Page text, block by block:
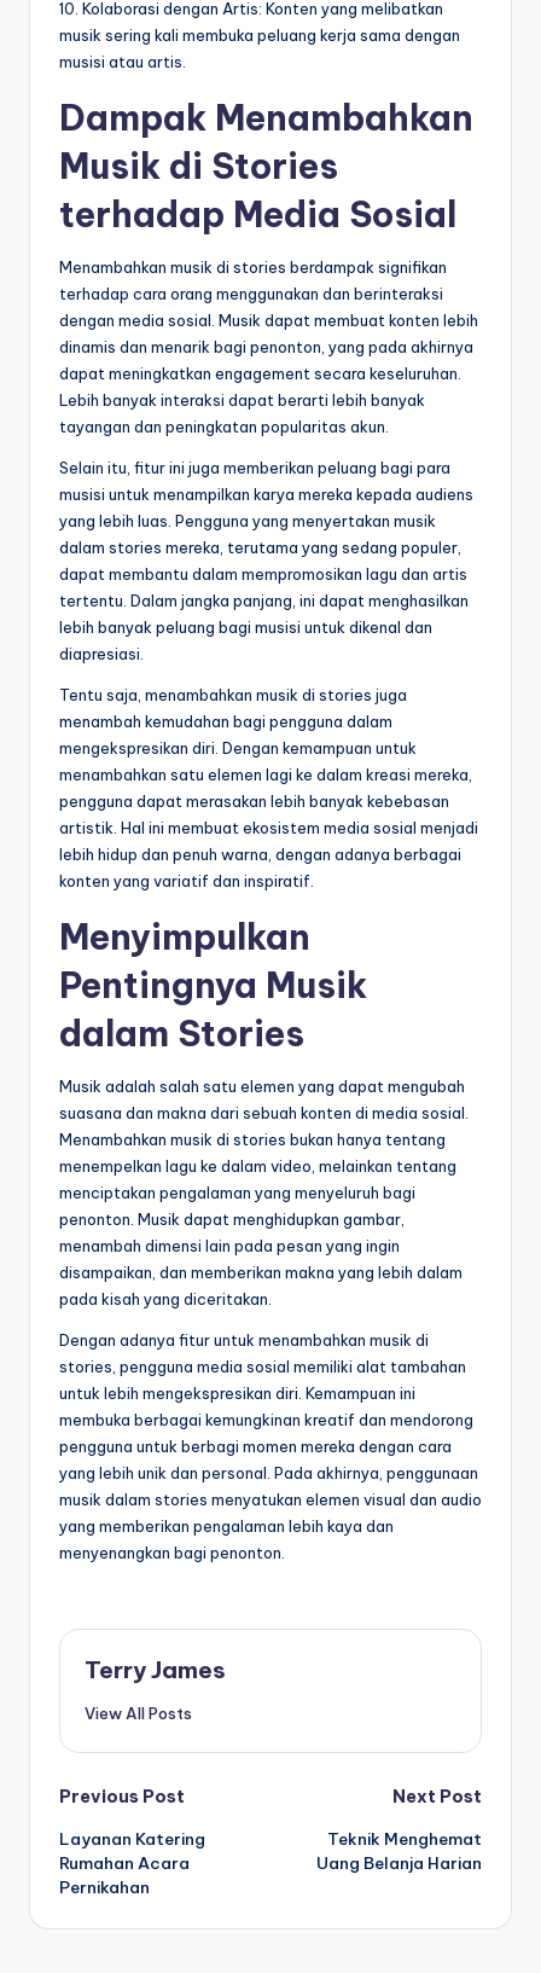
10. Kolaborasi dengan Artis: Konten yang melibatkan
musik sering kali membuka peluang kerja sama dengan
musisi atau artis.
Dampak Menambahkan
Musik di Stories
terhadap Media Sosial
Menambahkan musik di stories berdampak signifikan
terhadap cara orang menggunakan dan berinteraksi
dengan media sosial. Musik dapat membuat konten lebih
dinamis dan menarik bagi penonton, yang pada akhirnya
dapat meningkatkan engagement secara keseluruhan.
Lebih banyak interaksi dapat berarti lebih banyak
tayangan dan peningkatan popularitas akun.
Selain itu, fitur ini juga memberikan peluang bagi para
musisi untuk menampilkan karya mereka kepada audiens
yang lebih luas. Pengguna yang menyertakan musik
dalam stories mereka, terutama yang sedang populer,
dapat membantu dalam mempromosikan lagu dan artis
tertentu. Dalam jangka panjang, ini dapat menghasilkan
lebih banyak peluang bagi musisi untuk dikenal dan
diapresiasi.
Tentu saja, menambahkan musik di stories juga
menambah kemudahan bagi pengguna dalam
mengekspresikan diri. Dengan kemampuan untuk
menambahkan satu elemen lagi ke dalam kreasi mereka,
pengguna dapat merasakan lebih banyak kebebasan
artistik. Hal ini membuat ekosistem media sosial menjadi
lebih hidup dan penuh warna, dengan adanya berbagai
konten yang variatif dan inspiratif.
Menyimpulkan
Pentingnya Musik
dalam Stories
Musik adalah salah satu elemen yang dapat mengubah
suasana dan makna dari sebuah konten di media sosial.
Menambahkan musik di stories bukan hanya tentang
menempelkan lagu ke dalam video, melainkan tentang
menciptakan pengalaman yang menyeluruh bagi
penonton. Musik dapat menghidupkan gambar,
menambah dimensi lain pada pesan yang ingin
disampaikan, dan memberikan makna yang lebih dalam
pada kisah yang diceritakan.
Dengan adanya fitur untuk menambahkan musik di
stories, pengguna media sosial memiliki alat tambahan
untuk lebih mengekspresikan diri. Kemampuan ini
membuka berbagai kemungkinan kreatif dan mendorong
pengguna untuk berbagi momen mereka dengan cara
yang lebih unik dan personal. Pada akhirnya, penggunaan
musik dalam stories menyatukan elemen visual dan audio
yang memberikan pengalaman lebih kaya dan
menyenangkan bagi penonton.
Terry James
View All Posts
Post
navigation
Previous Post
Layanan Katering
Rumahan Acara
Pernikahan
Next Post
Teknik Menghemat
Uang Belanja Harian